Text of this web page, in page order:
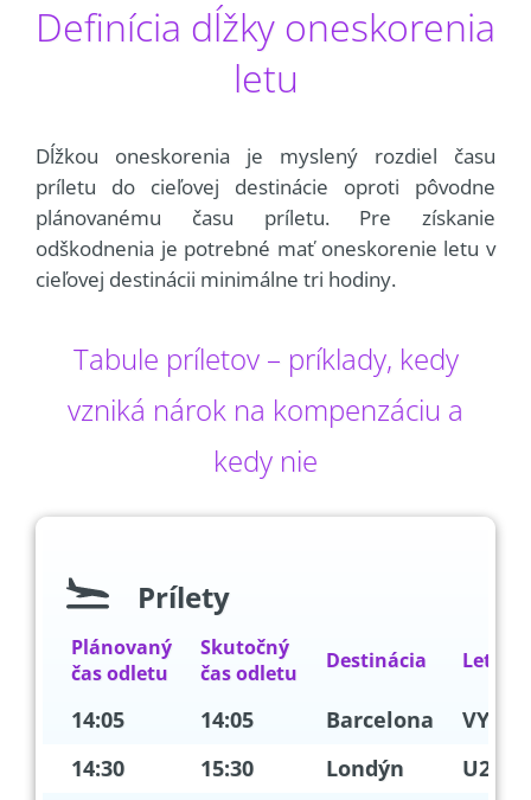
Definícia dĺžky oneskorenia
letu
Dĺžkou oneskorenia je myslený rozdiel času
príletu do cieľovej destinácie oproti pôvodne
plánovanému času príletu. Pre získanie
odškodnenia je potrebné mať oneskorenie letu v
cieľovej destinácii minimálne tri hodiny.
Tabule príletov – príklady, kedy
vzniká nárok na kompenzáciu a
kedy nie
Prílety
Plánovaný
čas odletu
Skutočný
čas odletu
Destinácia Let
14:05 14:05 Barcelona
14:30
15:30 Londýn